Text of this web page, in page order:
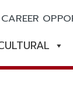
CAREER